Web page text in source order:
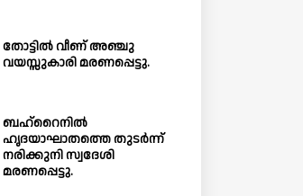
തോട്ടിൽ വീണ് അഞ്ചു
വയസ്സുകാരി മരണപ്പെട്ടു.
ബഹ്‌റൈനിൽ
ഹൃദയാഘാതത്തെ തുടർന്ന്
നരിക്കുനി സ്വദേശി
മരണപ്പെട്ടു.